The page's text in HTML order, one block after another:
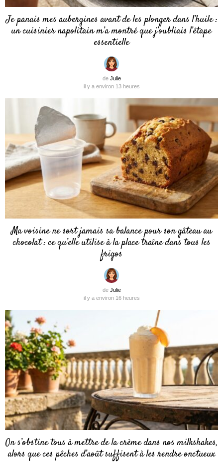
Je panais mes aubergines avant de les plonger dans l’huile :
un cuisinier napolitain m’a montré que j’oubliais l’étape
essentielle
de Julie
il y a environ 13 heures
Ma voisine ne sort jamais sa balance pour son gâteau au
chocolat : ce qu’elle utilise à la place traîne dans tous les
frigos
de Julie
il y a environ 16 heures
On s’obstine tous à mettre de la crème dans nos milkshakes,
alors que ces pêches d’août suffisent à les rendre onctueux